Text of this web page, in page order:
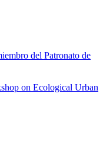
del Patronato de
on Ecological Urban